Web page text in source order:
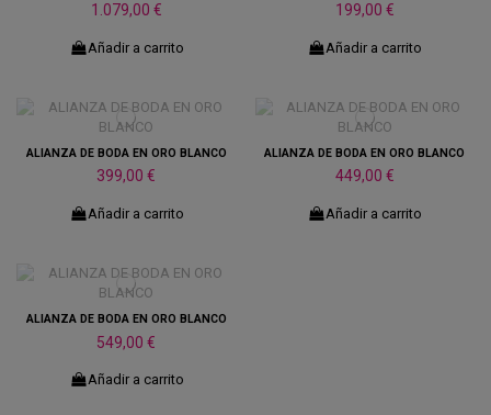
1.079,00 €
Añadir a carrito
199,00 €
Añadir a carrito
ALIANZA DE BODA EN ORO BLANCO
399,00 €
Añadir a carrito
ALIANZA DE BODA EN ORO BLANCO
449,00 €
Añadir a carrito
ALIANZA DE BODA EN ORO BLANCO
549,00 €
Añadir a carrito